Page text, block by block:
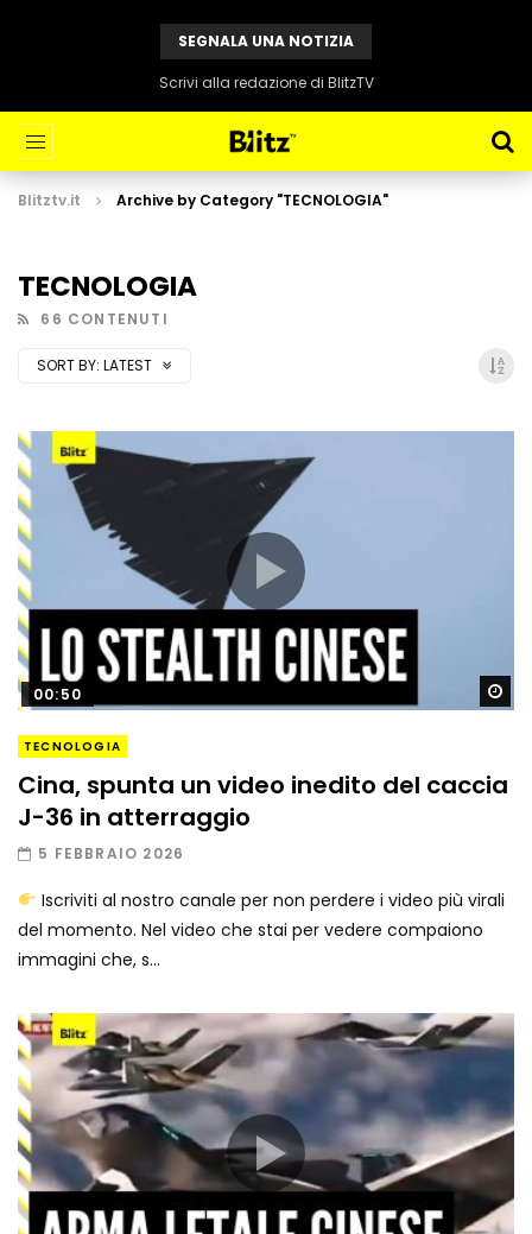
SEGNALA UNA NOTIZIA
Scrivi alla redazione di BlitzTV
Blitztv.it Archive by Category "TECNOLOGIA"
TECNOLOGIA
66 CONTENUTI
SORT BY: LATEST
00:50
TECNOLOGIA
Cina, spunta un video inedito del caccia
J-36 in atterraggio
5 FEBBRAIO 2026
Iscriviti al nostro canale per non perdere i video più virali
del momento. Nel video che stai per vedere compaiono
immagini che, s...